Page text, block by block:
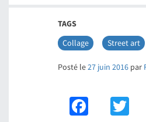
TAGS
Collage
Street art
Posté le27 juin 2016par